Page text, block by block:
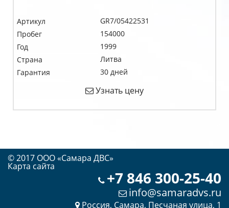
Артикул
GR7/05422531
Пробег
154000
Год
1999
Страна
Литва
Гарантия
30 дней
Узнать цену
© 2017 OOO «Самара ДВС»
Карта сайта
+7 846 300-25-40
info@samaradvs.ru
Россия, Самара, Песчаная улица, 1